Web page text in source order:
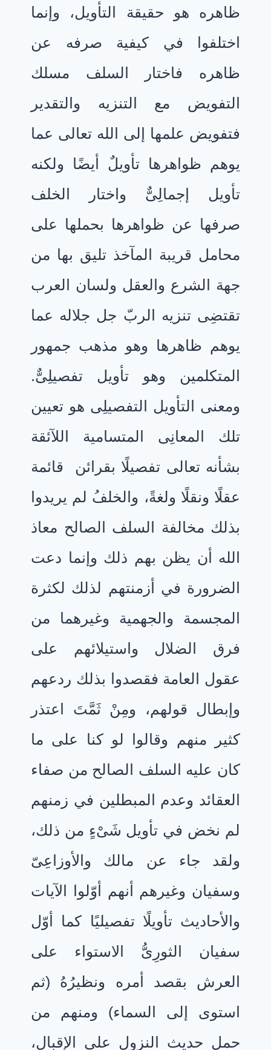
ظاهره هو حقيقة التأويل، وإنما
اختلفوا في كيفية صرفه عن
ظاهره فاختار السلف مسلك
التفويض مع التنزيه والتقدير
فتفويض علمها إلى الله تعالى عما
يوهم ظواهرها تأويلٌ أيضًا ولكنه
تأويل إجمالِىٌّ واختار الخلف
صرفها عن ظواهرها بحملها على
محامل قريبة المآخذ تليق بها من
جهة الشرع والعقل ولسان العرب
تقتضِى تنزيه الربّ جل جلاله عما
يوهم ظاهرها وهو مذهب جمهور
المتكلمين وهو تأويل تفصيلِىٌّ.
ومعنى التأويل التفصيلِى هو تعيين
تلك المعانِى المتسامية اللآئقة
بشأنه تعالى تفصيلًا بقرائن قائمة
عقلًا ونقلًا ولغةً، والخلفُ لم يريدوا
بذلك مخالفة السلف الصالح معاذ
الله أن يظن بهم ذلك وإنما دعت
الضرورة في أزمنتهم لذلك لكثرة
المجسمة والجهمية وغيرهما من
فرق الضلال واستيلائهم على
عقول العامة فقصدوا بذلك ردعهم
وإبطال قولهم، ومِنْ ثَمَّتَ اعتذر
كثير منهم وقالوا لو كنا على ما
كان عليه السلف الصالح من صفاء
العقائد وعدم المبطلين في زمنهم
لم نخض في تأويل شَىْءٍ من ذلك،
ولقد جاء عن مالك والأوزاعِىّ
وسفيان وغيرهم أنهم أوّلوا الآيات
والأحاديث تأويلًا تفصيليًا كما أوّل
سفيان الثورِىُّ الاستواء على
العرش بقصد أمره ونظيرُهُ (ثم
استوى إلى السماء) ومنهم من
حمل حديث النزول على الإقبال،